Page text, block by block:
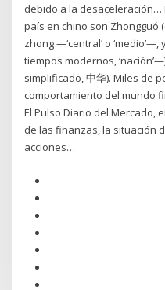
debido a la desaceleración…
país en chino son Zhongguó
zhong —‘central’ o ‘medio’—,
tiempos modernos,
simplificado, 中华). Miles de
comportamiento del mundo
El Pulso Diario del Mercado,
de las finanzas, la situación
acciones…